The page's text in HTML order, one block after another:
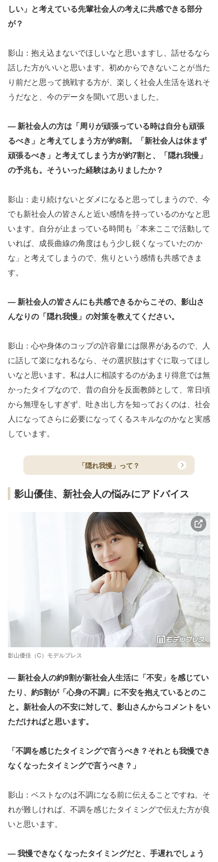
しい」と考えている先輩社会人の考えに共感できる部分
が？
影山：抱え込まないでほしいなと思いますし、話せるなら
話した方がいいと思います。初めからできないことが当た
り前だと思って挑戦する方が、楽しく社会人生活を送れそ
うだなと、今のデータを聞いて思いました。
― 新社会人の方は「周りが頑張っている時は自分も頑張
るべき」と考えてしまう方が約8割。「新社会人は休まず
頑張るべき」と考えてしまう方が約7割と、「隠れ我慢」
の予兆も。そういった経験はありましたか？
影山：走り続けないとダメになると思ってしまうので、今
でも新社会人の皆さんと近い感情を持っているのかなと思
います。自分が止まっている時間も「本来ここで活動して
いれば、成長曲線の角度はもう少し鋭くなっていたのか
な」と考えてしまうので、焦りという感情も共感できま
す。
― 新社会人の皆さんにも共感できるからこその、影山さ
んなりの「隠れ我慢」の対策を教えてください。
影山：心や身体のコップの許容量には限界があるので、人
に話して楽になれるなら、その選択肢はすぐに取ってほし
いなと思います。私は人に相談するのがあまり得意では無
かったタイプなので、昔の自分を反面教師として、常日頃
から無理をしすぎず、吐き出し方を知っておくのは、社会
人になってさらに必要になってくるスキルなのかなと実感
しています。
「隠れ我慢」って？
影山優佳、新社会人の悩みにアドバイス
影山優佳（C）モデルプレス
― 新社会人の約9割が新社会人生活に「不安」を感じてい
たり、約5割が「心身の不調」に不安を抱えているとのこ
と。新社会人の不安に対して、影山さんからコメントをい
ただければと思います。
「不調を感じたタイミングで言うべき？それとも我慢でき
なくなったタイミングで言うべき？」
影山：ベストなのは不調になる前に伝えることですね。そ
れが難しければ、不調を感じたタイミングで伝えた方が良
いと思います。
― 我慢できなくなったタイミングだと、手遅れでしょう